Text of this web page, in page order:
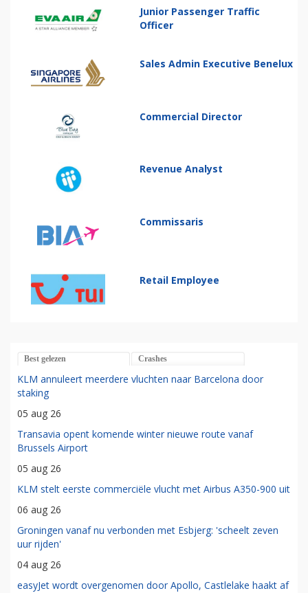
Junior Passenger Traffic
Officer
Sales Admin Executive Benelux
Commercial Director
Revenue Analyst
Commissaris
Retail Employee
Best gelezen Crashes
KLM annuleert meerdere vluchten naar Barcelona door
staking
05 aug 26
Transavia opent komende winter nieuwe route vanaf
Brussels Airport
05 aug 26
KLM stelt eerste commerciële vlucht met Airbus A350-900 uit
06 aug 26
Groningen vanaf nu verbonden met Esbjerg: 'scheelt zeven
uur rijden'
04 aug 26
easyJet wordt overgenomen door Apollo, Castlelake haakt af